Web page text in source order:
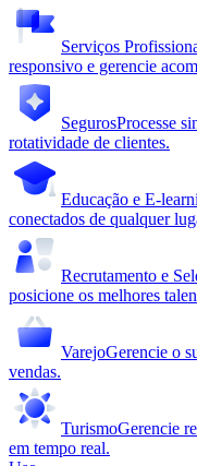
Serviços
responsivo e gerencie
SegurosProcesse
rotatividade de clientes.
Educação e E-
conectados de qualquer
Recrutamento e
posicione os melhores
VarejoGerencie o
vendas.
TurismoGerencie
em tempo real.